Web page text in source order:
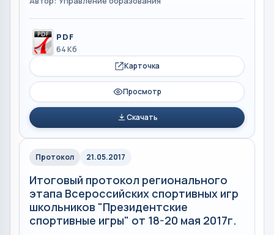
PDF
64 Кб
Карточка
Просмотр
Скачать
Протокол 21.05.2017
Итоговый протокол регионального
этапа Всероссийских спортивных игр
школьников "Президентские
спортивные игры" от 18-20 мая 2017г.